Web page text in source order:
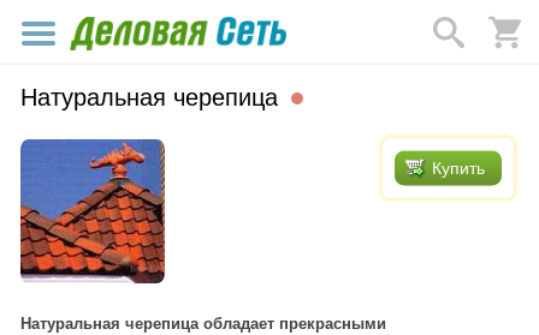
Натуральная черепица
Купить
Натуральная черепица обладает прекрасными